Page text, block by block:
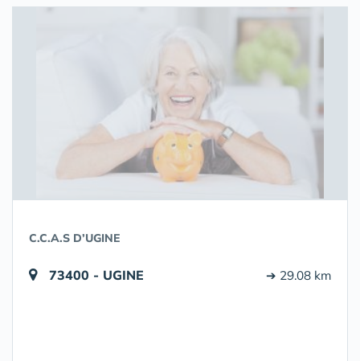
C.C.A.S D’UGINE
73400 - UGINE ➔ 29.08 km